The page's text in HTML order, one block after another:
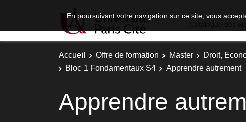
En poursuivant votre navigation sur ce site, vous
Accueil Offre de formation Master Droit,
Bloc 1 Fondamentaux S4
Apprendre autrement
Apprendre